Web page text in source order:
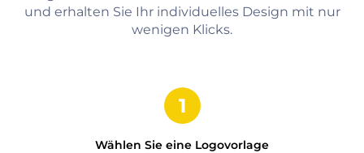
und erhalten Sie Ihr individuelles Design mit nur
wenigen Klicks.
Wählen Sie eine Logovorlage